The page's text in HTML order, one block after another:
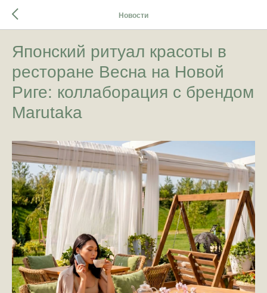
Новости
Японский ритуал красоты в
ресторане Весна на Новой
Риге: коллаборация с брендом
Marutaka